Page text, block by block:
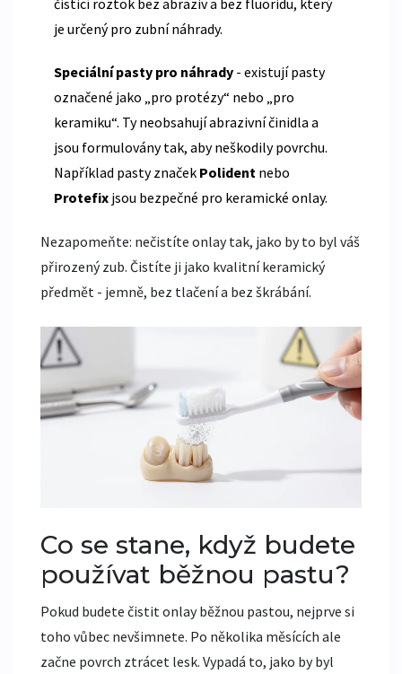
čisticí roztok bez abraziv a bez fluoridu, který
je určený pro zubní náhrady.
Speciální pasty pro náhrady - existují pasty
označené jako „pro protézy“ nebo „pro
keramiku“. Ty neobsahují abrazivní činidla a
jsou formulovány tak, aby neškodily povrchu.
Například pasty značek Polident nebo
Protefix jsou bezpečné pro keramické onlay.
Nezapomeňte: nečistíte onlay tak, jako by to byl váš
přirozený zub. Čistíte ji jako kvalitní keramický
předmět - jemně, bez tlačení a bez škrábání.
Co se stane, když budete
používat běžnou pastu?
Pokud budete čistit onlay běžnou pastou, nejprve si
toho vůbec nevšimnete. Po několika měsících ale
začne povrch ztrácet lesk. Vypadá to, jako by byl